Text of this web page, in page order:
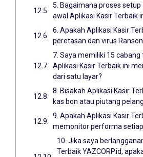
5. Bagaimana proses
awal Aplikasi Kasir Terbaik
6. Apakah Aplikasi Kasir
peretasan dan virus
7. Saya memiliki 15 cabang
Aplikasi Kasir Terbaik ini
dari satu layar?
8. Bisakah Aplikasi Kasir
kas bon atau piutang
9. Apakah Aplikasi Kasir
memonitor performa
10. Jika saya
Terbaik YAZCORP.id,